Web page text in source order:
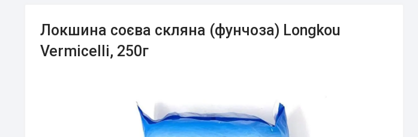
Локшина соєва скляна (фунчоза) Longkou
Vermicelli, 250г